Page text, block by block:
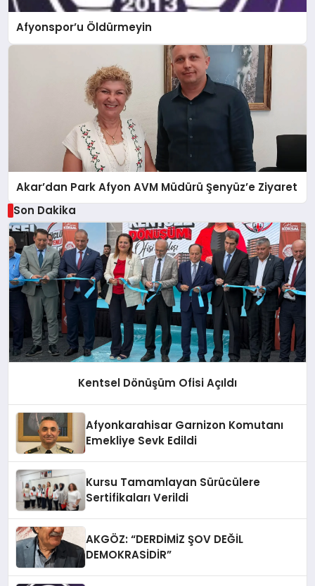
Afyonspor’u Öldürmeyin
Akar’dan Park Afyon AVM Müdürü Şenyüz’e Ziyaret
Son Dakika
Kentsel Dönüşüm Ofisi Açıldı
Afyonkarahisar Garnizon Komutanı
Emekliye Sevk Edildi
Kursu Tamamlayan Sürücülere
Sertifikaları Verildi
AKGÖZ: “DERDİMİZ ŞOV DEĞİL
DEMOKRASİDİR”